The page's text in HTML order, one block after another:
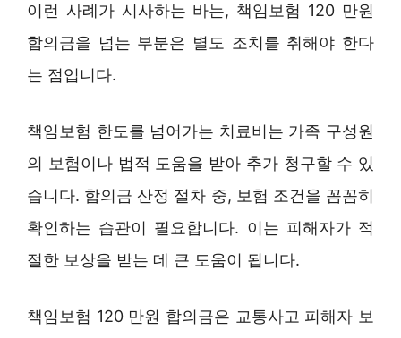
이런 사례가 시사하는 바는, 책임보험 120 만원
합의금을 넘는 부분은 별도 조치를 취해야 한다
는 점입니다.
책임보험 한도를 넘어가는 치료비는 가족 구성원
의 보험이나 법적 도움을 받아 추가 청구할 수 있
습니다. 합의금 산정 절차 중, 보험 조건을 꼼꼼히
확인하는 습관이 필요합니다. 이는 피해자가 적
절한 보상을 받는 데 큰 도움이 됩니다.
책임보험 120 만원 합의금은 교통사고 피해자 보